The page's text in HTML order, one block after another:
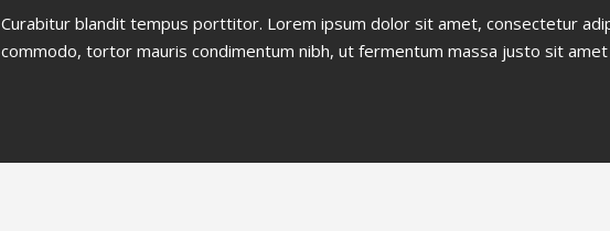
Curabitur blandit tempus porttitor. Lorem ipsum dolor sit amet, consectetur
commodo, tortor mauris condimentum nibh, ut fermentum massa justo sit amet